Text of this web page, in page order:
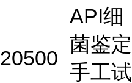
20500
API细
菌鉴定
手工试